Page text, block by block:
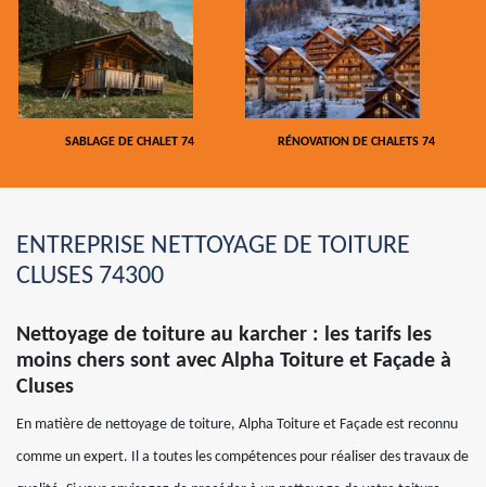
SABLAGE DE CHALET 74 RÉNOVATION DE CHALETS 74
ENTREPRISE NETTOYAGE DE TOITURE
CLUSES 74300
Nettoyage de toiture au karcher : les tarifs les
moins chers sont avec Alpha Toiture et Façade à
Cluses
En matière de nettoyage de toiture, Alpha Toiture et Façade est reconnu
comme un expert. Il a toutes les compétences pour réaliser des travaux de